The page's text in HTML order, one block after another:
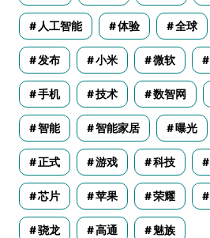
人工智能 体验 全球
发布 小米 微软
手机 技术 数智网
智能 智能家居 曝光
正式 游戏 科技
芯片 苹果 荣耀
骁龙 高通 魅族